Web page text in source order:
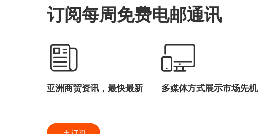
订阅每周免费电邮通讯
亚洲商贸资讯，最快最新 多媒体方式展示市场先机
订阅